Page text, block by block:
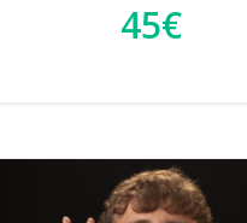
45€